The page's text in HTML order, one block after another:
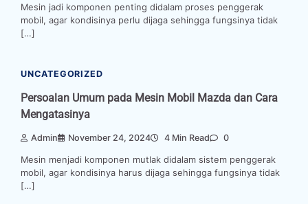
Mesin jadi komponen penting didalam proses penggerak
mobil, agar kondisinya perlu dijaga sehingga fungsinya tidak
[…]
UNCATEGORIZED
Persoalan Umum pada Mesin Mobil Mazda dan Cara
Mengatasinya
Admin November 24, 2024 4 Min Read 0
Mesin menjadi komponen mutlak didalam sistem penggerak
mobil, agar kondisinya harus dijaga sehingga fungsinya tidak
[…]